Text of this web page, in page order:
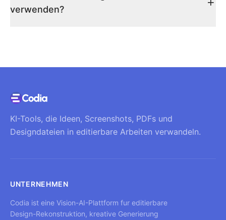
verwenden?
KI-Tools, die Ideen, Screenshots, PDFs und
Designdateien in editierbare Arbeiten verwandeln.
UNTERNEHMEN
Codia ist eine Vision-AI-Plattform fur editierbare
Design-Rekonstruktion, kreative Generierung